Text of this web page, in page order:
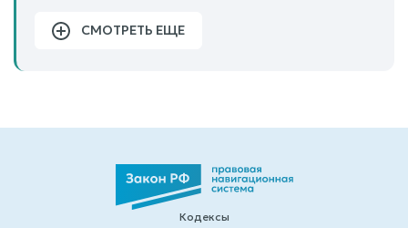
СМОТРЕТЬ ЕЩЕ
Кодексы